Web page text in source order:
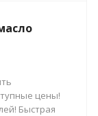
цены!
Быстрая